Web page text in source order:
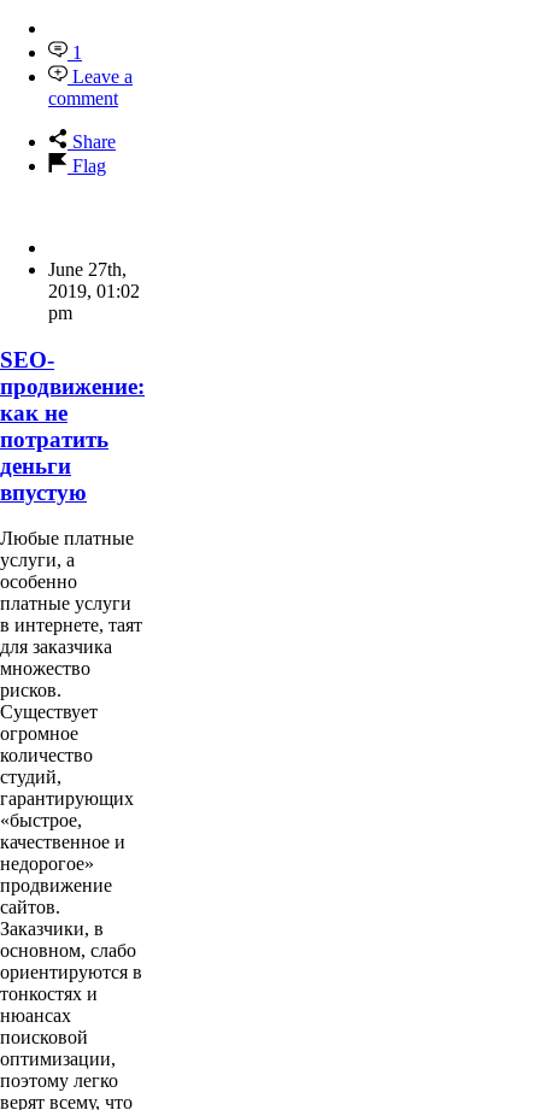
1
Leave a
comment
Share
Flag
June 27th,
2019, 01:02
pm
SEO-
продвижение:
как не
потратить
деньги
впустую
Любые платные
услуги, а
особенно
платные услуги
в интернете, таят
для заказчика
множество
рисков.
Существует
огромное
количество
студий,
гарантирующих
«быстрое,
качественное и
недорогое»
продвижение
сайтов.
Заказчики, в
основном, слабо
ориентируются в
тонкостях и
нюансах
поисковой
оптимизации,
поэтому легко
верят всему, что